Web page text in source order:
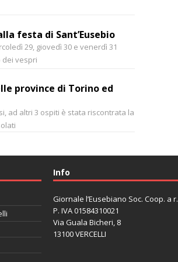
festa di Sant’Eusebio
29, giovedì 30 e venerdì 31
dei vespri
province di Torino ed
ad altri 3 ospiti è stata riscontrata la
Info
Giornale l’Eusebiano Soc. Coop. a
P. IVA 01584310021
Via Guala Bicheri, 8
13100 VERCELLI